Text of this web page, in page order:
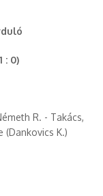
: 0)
R. - Takács,
(Dankovics K.)